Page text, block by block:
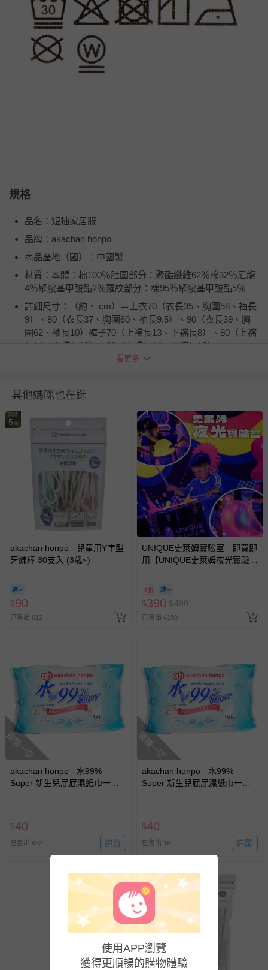
規格
品名：短袖家居服
品牌：akachan honpo
商品產地（國）：中國製
材質：本體：棉100％肚圍部分：聚酯纖維62％棉32％尼龍
4％聚胺基甲酸酯2％羅紋部分：棉95％聚胺基甲酸酯5％
詳細尺寸：（約・ cm）＝上衣70（衣長35、胸圍58、袖長
9）、80（衣長37、胸圍60、袖長9.5）、90（衣長39、胸
圍62、袖長10）褲子70（上襠長13、下襠長8）、80（上襠
長14、下襠長10）、90（上襠長14、下襠長12）
注意事項：●標示內容遵照台灣法規之規定。●請使用不含
退換貨須知
您所購買的商品享有7天的鑑賞期／猶豫期權益，但此期間
並非試用期，您所退回的商品必須是未經使用的全新狀態，
包含完整包裝、配件、說明文件及贈品等。
如需退換貨，請於收到商品7天（含例假日內提出），如為
瑕疵退換貨所產生的運費，將由媽咪愛負責處理，若非瑕疵
退貨，您可至『查詢訂單』>『已出貨』中查詢該筆訂單，
並點選『我要退貨』即可進行申請。若有相關退貨問題，請
至媽咪愛LINE@客服ID: @mamilove我們將依序為您處理
針對滿件折/滿額贈…等活動，如因部份退貨，而該訂單保
部分商品依據消費者保護法的規定，不適用七天鑑賞期/猶
商品、食品等）。
客製化商品（例如客製生日書、姓名貼等）。
報紙、期刊或雜誌（惟書籍如經拆封、使用，則酌收整
新費用）。
經消費者拆封之影音商品或電腦軟體（例如 DVD、CD
非以有形媒介提供之數位內容或一經提供即為完成之線
上服務，經消費者事先同意始提供（例如線上課程、遊
戲或活動點數等）。
-新生兒親膚衣物（嬰幼兒包巾與背巾、包屁衣、學習
褲、紗布衣等）。
-接觸性孕哺產品（奶嘴、奶瓶、擠乳器、哺乳衣、托腹
帶束縛衣、餐搖椅等）。
-其他原廠盒裝商品封口處已貼上「不可拆封」，或具警
示字句等說明貼紙、封條者。
國際航空、客運、訂房等服務。
相關的退換貨辦理流程，可詳見：退換貨 & 退款問題
看更多
其他媽咪也在逛
回饋
5 %
akachan honpo - 兒童用Y字型
牙線棒 30支入 (3歲~)
$90
已售出 612
UNIQUE史萊姆實驗室 - 即買即
用【UNIQUE史萊姆夜光實驗室
訂單編號兌換，逾期作廢) (大
人小孩均一價(3歲以上需購票))
8折
$390 $490
已售出 4190
搶購一空
akachan honpo - 水99%
Super 新生兒屁屁濕紙巾一般
$40
已售出 932 追蹤
搶購一空
akachan honpo - 水99%
Super 新生兒屁屁濕紙巾一般
$40
已售出 16 追蹤
使用APP瀏覽
獲得更順暢的購物體驗